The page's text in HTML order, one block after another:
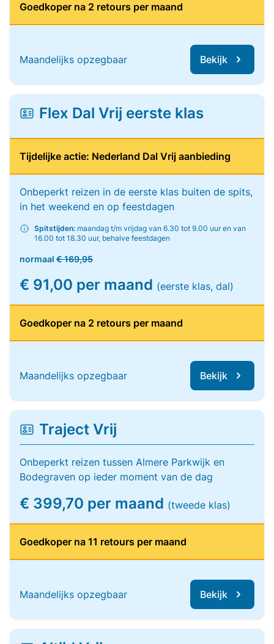
Goedkoper na 2 retours per maand
Maandelijks opzegbaar Bekijk
Flex Dal Vrij eerste klas
Tijdelijke actie: Nederland Dal Vrij aanbieding
Onbeperkt reizen in de eerste klas buiten de spits,
in het weekend en op feestdagen
Spitstijden: maandag t/m vrijdag van 6.30 tot 9.00 uur en van
16.00 tot 18.30 uur, behalve feestdagen
normaal € 169,95
€ 91,00 per maand (eerste klas, dal)
Goedkoper na 2 retours per maand
Maandelijks opzegbaar Bekijk
Traject Vrij
Onbeperkt reizen tussen Almere Parkwijk en
Bodegraven op ieder moment van de dag
€ 399,70 per maand (tweede klas)
Goedkoper na 11 retours per maand
Maandelijks opzegbaar Bekijk